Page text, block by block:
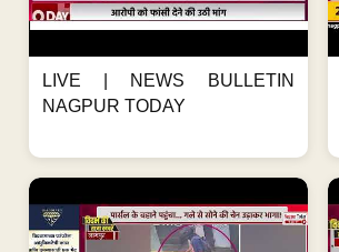
LIVE | NEWS BULLETIN
NAGPUR TODAY